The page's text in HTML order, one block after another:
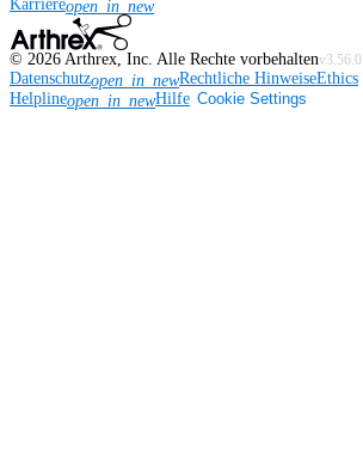
Karriereopen_in_new
© 2026 Arthrex, Inc. Alle Rechte vorbehaltenv3.56.0
Datenschutzopen_in_newRechtliche HinweiseEthics
Helplineopen_in_newHilfe Cookie Settings